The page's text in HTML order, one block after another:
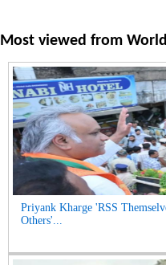
Most viewed from World
Priyank Kharge 'RSS
Others'...